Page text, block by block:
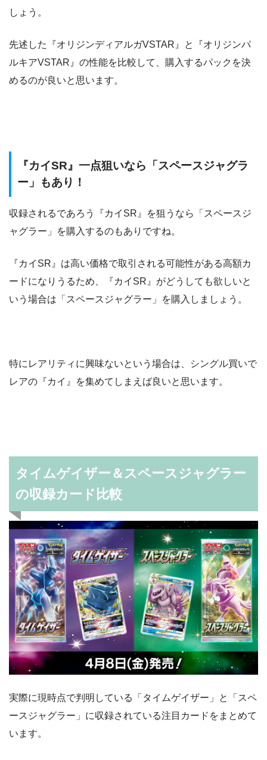
しょう。
先述した『オリジンディアルガVSTAR』と『オリジンパ
ルキアVSTAR』の性能を比較して、購入するパックを決
めるのが良いと思います。
『カイSR』一点狙いなら「スペースジャグラ
ー」もあり！
収録されるであろう『カイSR』を狙うなら「スペースジ
ャグラー」を購入するのもありですね。
『カイSR』は高い価格で取引される可能性がある高額カ
ードになりうるため、『カイSR』がどうしても欲しいと
いう場合は「スペースジャグラー」を購入しましょう。
特にレアリティに興味ないという場合は、シングル買いで
レアの『カイ』を集めてしまえば良いと思います。
タイムゲイザー＆スペースジャグラー
の収録カード比較
実際に現時点で判明している「タイムゲイザー」と「スペ
ースジャグラー」に収録されている注目カードをまとめて
います。